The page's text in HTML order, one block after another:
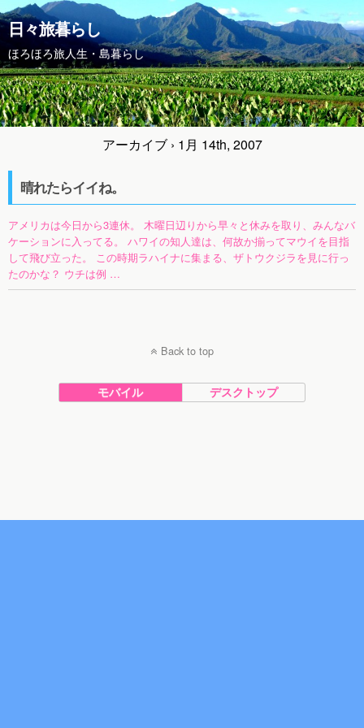
日々旅暮らし
ほろほろ旅人生・島暮らし
アーカイブ › 1月 14th, 2007
晴れたらイイね。
アメリカは今日から3連休。 木曜日辺りから早々と休みを取り、みんなバ
ケーションに入ってる。 ハワイの知人達は、何故か揃ってマウイを目指
して飛び立った。 この時期ラハイナに集まる、ザトウクジラを見に行っ
たのかな？ ウチは例 …
Back to top
モバイル デスクトップ